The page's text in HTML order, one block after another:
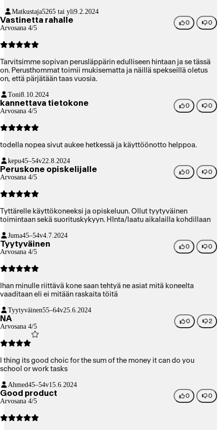
Matkustaja5265 tai yli9.2.2024
Vastinetta rahalle
Arvosana 4/5
0 0
Tarvitsimme sopivan perusläppärin edulliseen hintaan ja se tässä
on. Perusthommat toimii mukisematta ja näillä spekseillä oletus
on, että pärjätään taas vuosia.
Toni8.10.2024
kannettava tietokone
Arvosana 4/5
0 0
todella nopea sivut aukee hetkessä ja käyttöönotto helppoa.
kepu45–54v22.8.2024
Peruskone opiskelijalle
Arvosana 4/5
0 0
Tyttärelle käyttökoneeksi ja opiskeluun. Ollut tyytyväinen
toimintaan sekä suorituskykyyn. HInta/laatu aikalailla kohdillaan
Juma45–54v4.7.2024
Tyytyväinen
Arvosana 4/5
0 0
Ihan minulle riittävä kone saan tehtyä ne asiat mitä koneelta
vaaditaan eli ei mitään raskaita töitä
Tyytyväinen55–64v25.6.2024
NA
Arvosana 4/5
0 2
I thing its good choic for the sum of the money it can do you
school or work tasks
Ahmed45–54v15.6.2024
Good product
Arvosana 4/5
0 0